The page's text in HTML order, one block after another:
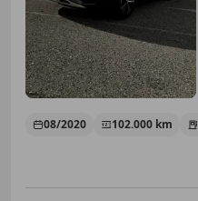
08/2020 102.000 km